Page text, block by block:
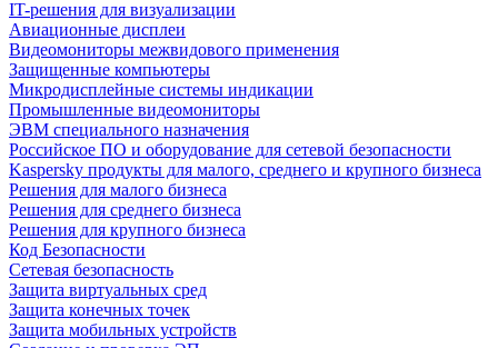
IT-решения для визуализации
Авиационные дисплеи
Видеомониторы межвидового применения
Защищенные компьютеры
Микродисплейные системы индикации
Промышленные видеомониторы
ЭВМ специального назначения
Российское ПО и оборудование для сетевой безопасности
Kaspersky продукты для малого, среднего и крупного бизнеса
Решения для малого бизнеса
Решения для среднего бизнеса
Решения для крупного бизнеса
Код Безопасности
Сетевая безопасность
Защита виртуальных сред
Защита конечных точек
Защита мобильных устройств